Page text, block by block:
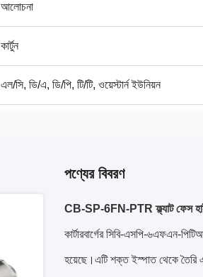
আলোচনা
কার্টুন
এল/সি, ডি/এ, ডি/পি, টি/টি, ওয়েস্টার্ন ইউনিয়ন
পণ্যের বিবরণ
CB-SP-6FN-PTR ফ্ল্যাট ফেস
কার্টারবার্গের সিবি-এসপি-৬এফএন-
হয়েছে।এটি শক্ত ইস্পাত থেকে তৈরি